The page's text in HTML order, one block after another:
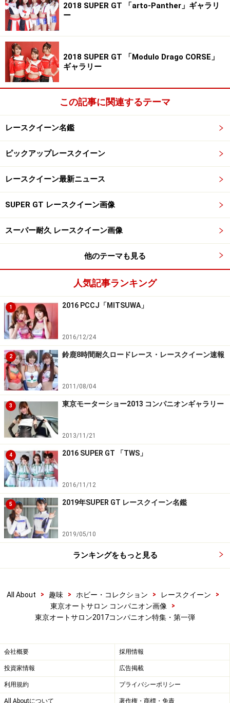
吉美あや／JWF
足利美弥／ERST
沙也佳／ERST
仲村ありさ／XO Luxury Wheles
YOSHIA／XO Luxury Wheles
黒崎はるか／MONZA JAPAN
2018 SUPER GT 「arto-Panther」ギャラリ
ー
2018 SUPER GT 「Modulo Drago CORSE」
ギャラリー
この記事に関連するテーマ
レースクイーン名鑑
ピックアップレースクイーン
レースクイーン最新ニュース
SUPER GT レースクイーン画像
スーパー耐久 レースクイーン画像
他のテーマも見る
人気記事ランキング
1 2016 PCCJ「MITSUWA」
2016/12/24
2 鈴鹿8時間耐久ロードレース・レースクイーン速報
2011/08/04
3 東京モーターショー2013 コンパニオンギャラリー
2013/11/21
4 2016 SUPER GT 「TWS」
2016/11/12
5 2019年SUPER GT レースクイーン名鑑
2019/05/10
ランキングをもっと見る
All About > 趣味 > ホビー・コレクション > レースクイーン
>
東京オートサロン コンパニオン画像
>
東京オートサロン2017コンパニオン特集・第一弾
会社概要 採用情報
投資家情報 広告掲載
利用規約 プライバシーポリシー
All Aboutについて 著作権・商標・免責